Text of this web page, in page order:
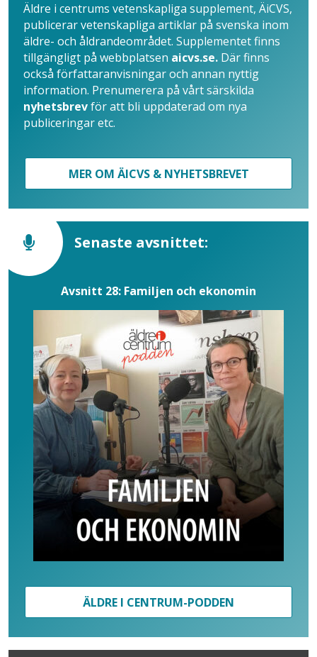
Äldre i centrums vetenskapliga supplement, ÄiCVS,
publicerar vetenskapliga artiklar på svenska inom
äldre- och åldrandeområdet. Supplementet finns
tillgängligt på webbplatsen aicvs.se. Där finns
också författaranvisningar och annan nyttig
information. Prenumerera på vårt särskilda
nyhetsbrevför att bli uppdaterad om nya
publiceringar etc.
MER OM ÄICVS & NYHETSBREVET
Senaste avsnittet:
Avsnitt 28: Familjen och ekonomin
ÄLDRE I CENTRUM-PODDEN